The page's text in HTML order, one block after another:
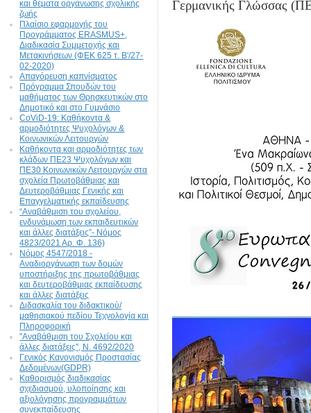
και θέματα οργάνωσης σχολικής
ζωής
Πλαίσιο εφαρμογής του
Προγράμματος ERASMUS+,
Διαδικασία Συμμετοχής και
Μετακινήσεων (ΦΕΚ 625 τ. Β'/27-
02-2020)
Απαγόρευση καπνίσματος
Πρόγραμμα Σπουδών του
μαθήματος των Θρησκευτικών στο
Δημοτικό και στο Γυμνάσιο
CoViD-19: Kαθήκοντα &
αρμοδιότητες Ψυχολόγων &
Κοινωνικών Λειτουργών
Καθήκοντα και αρμοδιότητες των
κλάδων ΠΕ23 Ψυχολόγων και
ΠΕ30 Κοινωνικών Λειτουργών στα
σχολεία Πρωτοβάθμιας και
Δευτεροβάθμιας Γενικής και
Επαγγελματικής εκπαίδευσης
“Αναβάθμιση του σχολείου,
ενδυνάμωση των εκπαιδευτικών
και άλλες διατάξεις”- Νόμος
4823/2021 Αρ. Φ. 136)
Νόμος 4547/2018 -
Αναδιοργάνωση των δομών
υποστήριξης της πρωτοβάθμιας
και δευτεροβάθμιας εκπαίδευσης
και άλλες διατάξεις
Διδασκαλία του διδακτικού/
μαθησιακού πεδίου Τεχνολογία και
Πληροφορική
"Αναβάθμιση του Σχολείου και
άλλες διατάξεις", N. 4692/2020
Γενικός Κανονισμός Προστασίας
Δεδομένων(GDPR)
Καθορισμός διαδικασίας
σχεδιασμού, υλοποίησης και
αξιολόγησης προγραμμάτων
συνεκπαίδευσης
Γερμανικής Γλώσσας